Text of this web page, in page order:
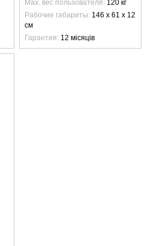
Max. вес пользователя 120 кг
Рабочие габариты 146 х 61 х 12
см
Гарантия 12 місяців